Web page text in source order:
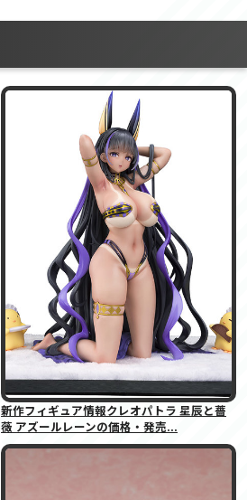
新作フィギュア情報クレオパトラ 星辰と薔
薇 アズールレーンの価格・発売...